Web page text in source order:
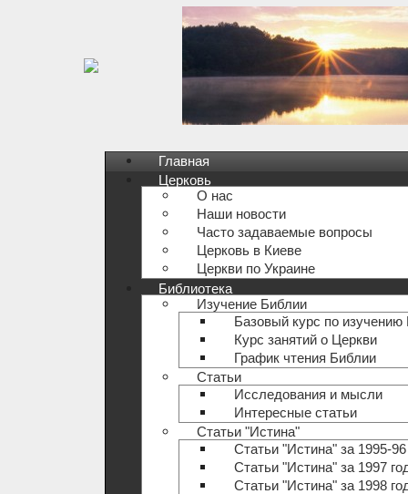
Главная
Церковь
О нас
Наши новости
Часто задаваемые вопросы
Церковь в Киеве
Церкви по Украине
Библиотека
Изучение Библии
Базовый курс по изучению
Курс занятий о Церкви
График чтения Библии
Статьи
Исследования и мысли
Интересные статьи
Статьи "Истина"
Статьи "Истина" за 1995-
Статьи "Истина" за 1997
Статьи "Истина" за 1998